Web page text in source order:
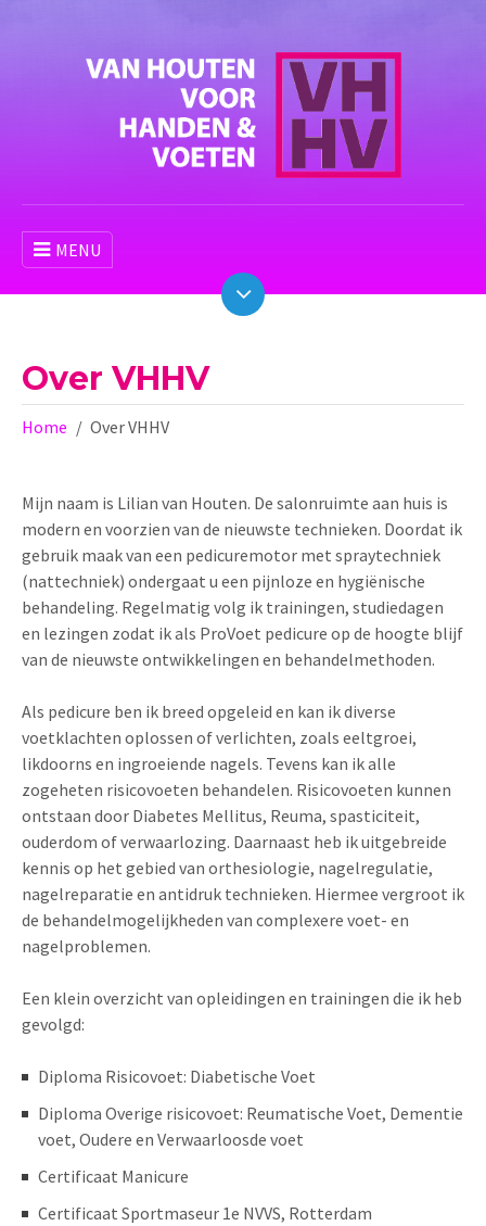
MENU
Over VHHV
Home Over VHHV
Mijn naam is Lilian van Houten. De salonruimte aan huis is
modern en voorzien van de nieuwste technieken. Doordat ik
gebruik maak van een pedicuremotor met spraytechniek
(nattechniek) ondergaat u een pijnloze en hygiënische
behandeling. Regelmatig volg ik trainingen, studiedagen
en lezingen zodat ik als ProVoet pedicure op de hoogte blijf
van de nieuwste ontwikkelingen en behandelmethoden.
Als pedicure ben ik breed opgeleid en kan ik diverse
voetklachten oplossen of verlichten, zoals eeltgroei,
likdoorns en ingroeiende nagels. Tevens kan ik alle
zogeheten risicovoeten behandelen. Risicovoeten kunnen
ontstaan door Diabetes Mellitus, Reuma, spasticiteit,
ouderdom of verwaarlozing. Daarnaast heb ik uitgebreide
kennis op het gebied van orthesiologie, nagelregulatie,
nagelreparatie en antidruk technieken. Hiermee vergroot ik
de behandelmogelijkheden van complexere voet- en
nagelproblemen.
Een klein overzicht van opleidingen en trainingen die ik heb
gevolgd:
Diploma Risicovoet: Diabetische Voet
Diploma Overige risicovoet: Reumatische Voet, Dementie
voet, Oudere en Verwaarloosde voet
Certificaat Manicure
Certificaat Sportmaseur 1e NVVS, Rotterdam